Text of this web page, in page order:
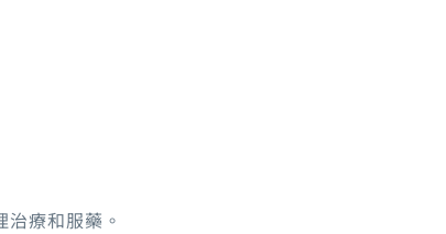
療和服藥。